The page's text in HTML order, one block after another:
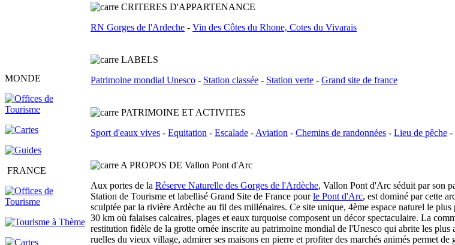
MONDE
FRANCE
CRITERES D'APPARTENANCE
RN Gorges de l'Ardeche - Vin des Côtes du Rhone, Cotes du Vivarais
LABELS
Patrimoine mondial Unesco - Station classée - Station verte - Grand site de france
PATRIMOINE ET ACTIVITES
Sport d'eaux vives - Equitation - Escalade - Aviation - Chemins de randonnées - Lieu de pêche -
A PROPOS DE Vallon Pont d'Arc
Aux portes de la Réserve Naturelle des Gorges de l'Ardèche, Vallon Pont d'Arc séduit par son
Station de Tourisme et labellisé Grand Site de France pourle Pont d'Arc, est dominé par cette
sculptée par la rivière Ardèche au fil des millénaires. Ce site unique, 4ème espace naturel le
30 km où falaises calcaires, plages et eaux turquoise composent un décor spectaculaire. La
restitution fidèle de la grotte ornée inscrite au patrimoine mondial de l'Unesco qui abrite les plus
ruelles du vieux village, admirer ses maisons en pierre et profiter des marchés animés permet de